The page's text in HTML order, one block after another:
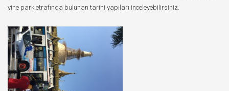
yine park etrafında bulunan tarihi yapıları inceleyebilirsiniz.